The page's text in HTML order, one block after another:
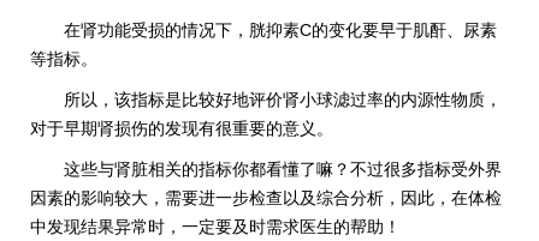
在肾功能受损的情况下，胱抑素C的变化要早于肌酐、尿素
等指标。
所以，该指标是比较好地评价肾小球滤过率的内源性物质，
对于早期肾损伤的发现有很重要的意义。
这些与肾脏相关的指标你都看懂了嘛？不过很多指标受外界
因素的影响较大，需要进一步检查以及综合分析，因此，在体检
中发现结果异常时，一定要及时需求医生的帮助！